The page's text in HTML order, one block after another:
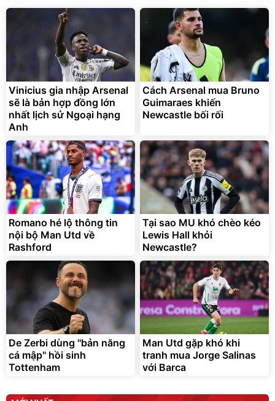
Lót ghế ôtô, nâng lưng
chống nóng giúp thoải mái
trong di chuyển
295.000đ
Đã bán nhiều
Vinicius gia nhập Arsenal
sẽ là bản hợp đồng lớn
nhất lịch sử Ngoại hạng
Anh
Cách Arsenal mua Bruno
Guimaraes khiến
Newcastle bối rối
Romano hé lộ thông tin
nội bộ Man Utd về
Rashford
Tại sao MU khó chèo kéo
Lewis Hall khỏi
Newcastle?
De Zerbi dùng ''bản năng
cá mập'' hồi sinh
Tottenham
Man Utd gặp khó khi
tranh mua Jorge Salinas
với Barca